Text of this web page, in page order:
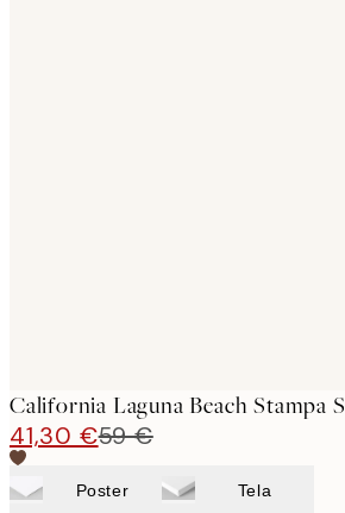
California Laguna Beach Stampa
41,30 €59 €
Poster Tela